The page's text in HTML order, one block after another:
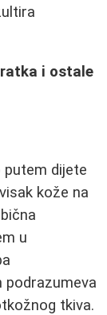
i ostale
putem dijete
kože na
u
podrazumeva
tkiva.